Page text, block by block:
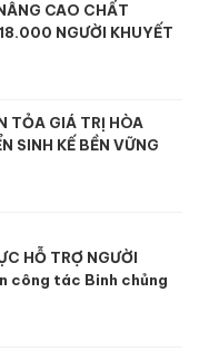
CAO CHẤT
NGƯỜI KHUYẾT
TỎA GIÁ TRỊ HÒA
SINH KẾ BỀN VỮNG
HỖ TRỢ NGƯỜI
công tác Binh chủng
học tập kinh nghiệm hỗ
nạn nhân chất độc